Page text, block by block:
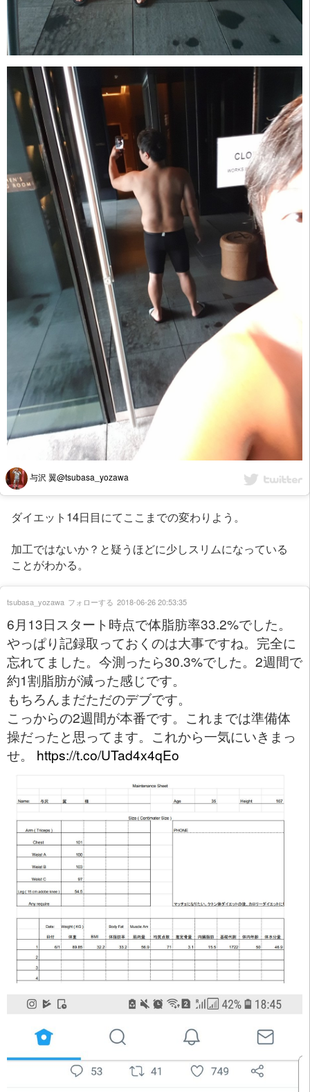
与沢 翼@tsubasa_yozawa
ダイエット14日目にてここまでの変わりよう。
加工ではないか？と疑うほどに少しスリムになっている
ことがわかる。
6月13日スタート時点で体脂肪率33.2%でした。
やっぱり記録取っておくのは大事ですね。完全に
忘れてました。今測ったら30.3%でした。2週間で
約1割脂肪が減った感じです。
もちろんまだただのデブです。
こっからの2週間が本番です。これまでは準備体
操だったと思ってます。これから一気にいきまっ
せ。 https://t.co/UTad4x4qEo
tsubasa_yozawa フォローする 2018-06-26 20:53:35